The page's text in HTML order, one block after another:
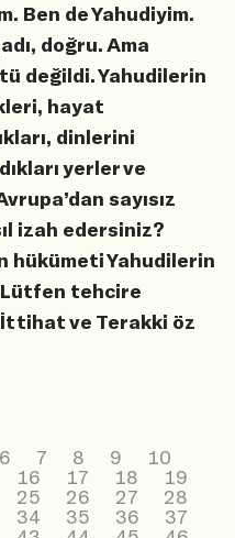
Ben de Yahudiyim.
doğru. Ama
değildi. Yahudilerin
hayat
dinlerini
yerler ve
sayısız
izah edersiniz?
hükümeti Yahudilerin
Lütfen tehcire
İttihat ve Terakki öz
6 7 8 9
10
16 17 18
19
25 26 27
28
34 35 36
37